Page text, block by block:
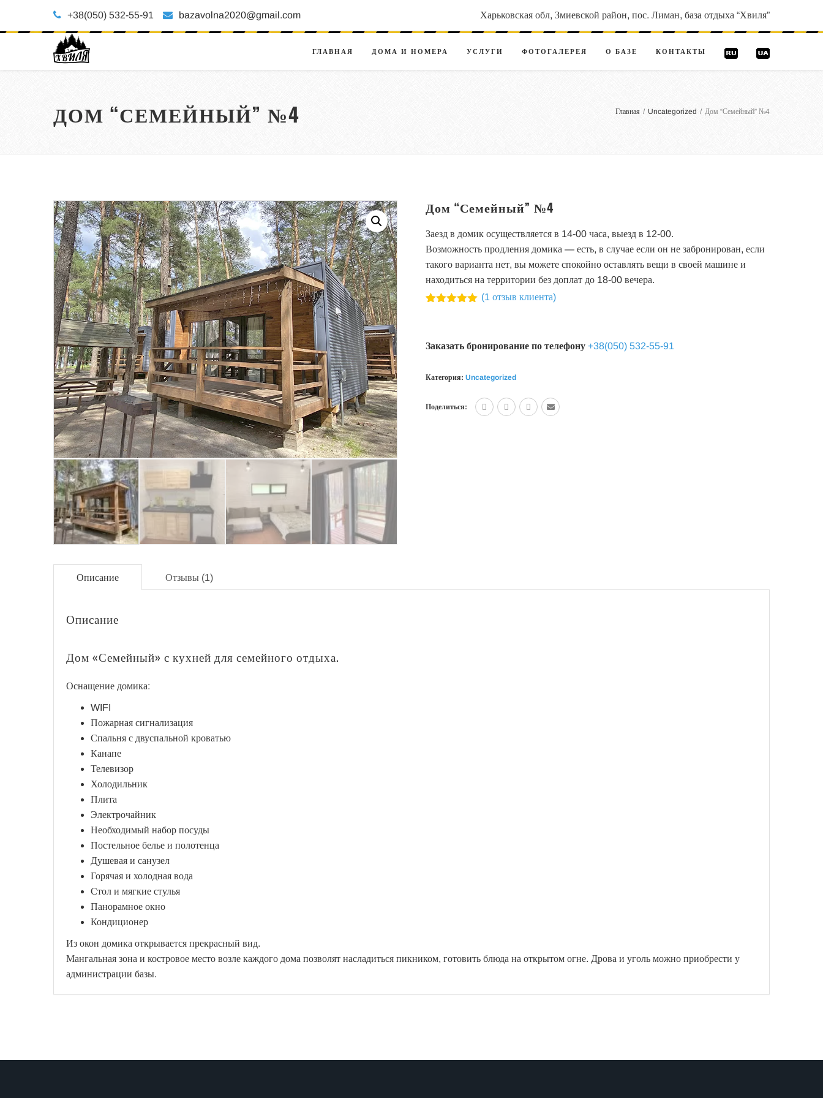
+38(050) 532-55-91 bazavolna2020@gmail.com Харьковская обл, Змиевской район, пос. Лиман, база отдыха “Хвиля”
ГЛАВНАЯ ДОМА И НОМЕРА УСЛУГИ ФОТОГАЛЕРЕЯ О БАЗЕ КОНТАКТЫ
ДОМ “СЕМЕЙНЫЙ” №4 Главная / Uncategorized / Дом “Семейный” №4
Дом “Семейный” №4
Заезд в домик осуществляется в 14-00 часа, выезд в 12-00.
Возможность продления домика — есть, в случае если он не забронирован, если
такого варианта нет, вы можете спокойно оставлять вещи в своей машине и
находиться на территории без доплат до 18-00 вечера.
опроса
пользователя
(1 отзыв клиента)
Заказать бронирование по телефону +38(050) 532-55-91
Категория:Uncategorized
Поделиться:
Описание Отзывы (1)
Описание
Дом «Семейный» с кухней для семейного отдыха.
Оснащение домика:
WIFI
Пожарная сигнализация
Спальня с двуспальной кроватью
Канапе
Телевизор
Холодильник
Плита
Электрочайник
Необходимый набор посуды
Постельное белье и полотенца
Душевая и санузел
Горячая и холодная вода
Стол и мягкие стулья
Панорамное окно
Кондиционер
Из окон домика открывается прекрасный вид.
Мангальная зона и костровое место возле каждого дома позволят насладиться пикником, готовить блюда на открытом огне. Дрова и уголь можно приобрести у
администрации базы.